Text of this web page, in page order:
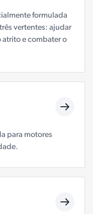
formulada
vertentes: ajudar
atrito e combater o
para motores